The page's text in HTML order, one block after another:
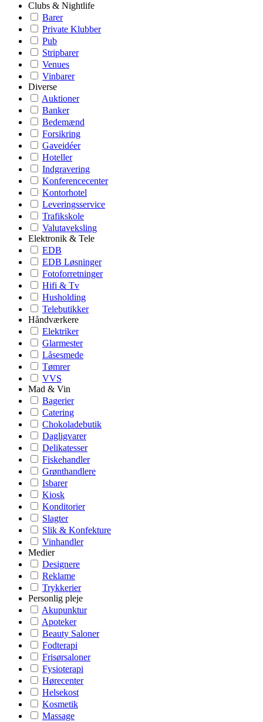
Clubs & Nightlife
Barer
Private Klubber
Pub
Stripbarer
Venues
Vinbarer
Diverse
Auktioner
Banker
Bedemænd
Forsikring
Gaveidéer
Hoteller
Indgravering
Konferencecenter
Kontorhotel
Leveringsservice
Trafikskole
Valutaveksling
Elektronik & Tele
EDB
EDB Løsninger
Fotoforretninger
Hifi & Tv
Husholding
Telebutikker
Håndværkere
Elektriker
Glarmester
Låsesmede
Tømrer
VVS
Mad & Vin
Bagerier
Catering
Chokoladebutik
Dagligvarer
Delikatesser
Fiskehandler
Grønthandlere
Isbarer
Kiosk
Konditorier
Slagter
Slik & Konfekture
Vinhandler
Medier
Designere
Reklame
Trykkerier
Personlig pleje
Akupunktur
Apoteker
Beauty Saloner
Fodterapi
Frisørsaloner
Fysioterapi
Hørecenter
Helsekost
Kosmetik
Massage